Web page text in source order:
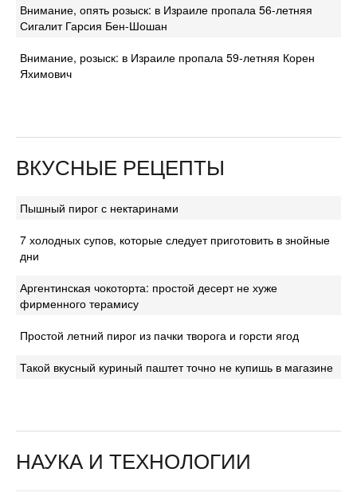
Внимание, опять розыск: в Израиле пропала 56-летняя
Сигалит Гарсия Бен-Шошан
Внимание, розыск: в Израиле пропала 59-летняя Корен
Яхимович
ВКУСНЫЕ РЕЦЕПТЫ
Пышный пирог с нектаринами
7 холодных супов, которые следует приготовить в знойные
дни
Аргентинская чокоторта: простой десерт не хуже
фирменного терамису
Простой летний пирог из пачки творога и горсти ягод
Такой вкусный куриный паштет точно не купишь в магазине
НАУКА И ТЕХНОЛОГИИ